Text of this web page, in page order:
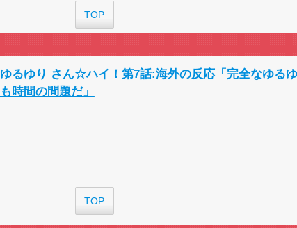
海外「お前
海外「日本
外国人「ひど
海外の反応ア
舌を絡ませて
TOP
ゆるゆり さん☆ハイ！第7話:海外の反応「完全なゆる
も時間の問題だ」
TOP